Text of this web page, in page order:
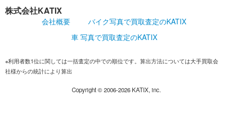
株式会社KATIX
会社概要
バイク写真で買取査定のKATIX
車 写真で買取査定のKATIX
※利用者数1位に関しては一括査定の中での順位です。算出方法については大手買取会
社様からの統計により算出
Copyright ©2006-2026KATIX, inc.